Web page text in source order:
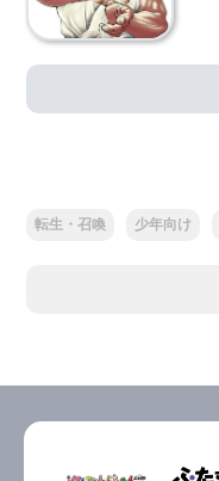
転生・召喚 少年向け